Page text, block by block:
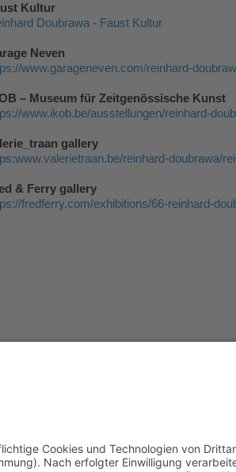
Kultur
Doubrawa - Faust Kultur
Neven
www.garageneven.com/reinhard-
– Museum für Zeitgenössische Kunst
www.ikob.be/ausstellungen/reinhard-
gallery
reinhard-doubrawa/
& Ferry gallery
fredferry.com/exhibitions/66-reinhard-